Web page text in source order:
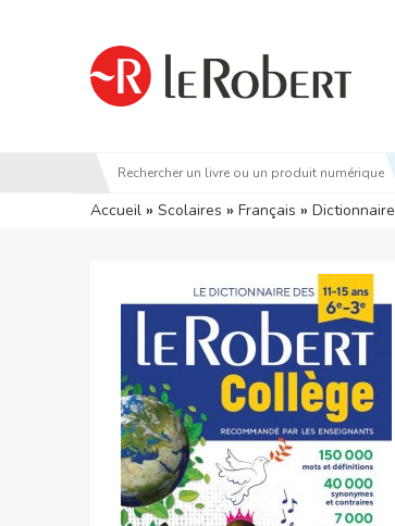
Vous êtes ici
Accueil » Scolaires » Français » Dictionnaire